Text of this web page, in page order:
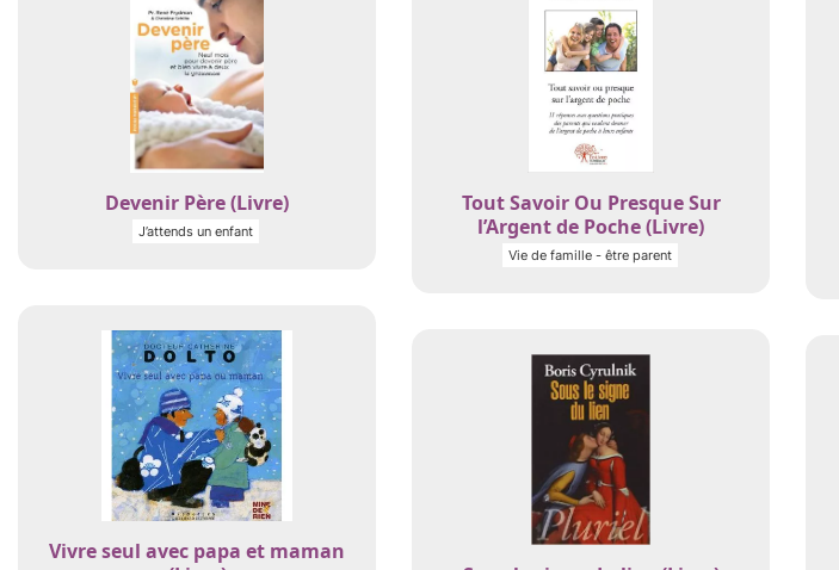
Devenir Père (Livre)
J’attends un enfant
Tout Savoir Ou Presque Sur
l’Argent de Poche (Livre)
Vie de famille - être parent
Vivre seul avec papa et maman